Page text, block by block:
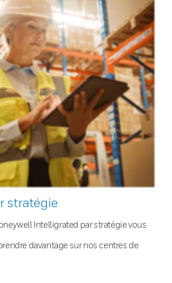
stratégie
Intelligrated par stratégie vous
davantage sur nos centres de